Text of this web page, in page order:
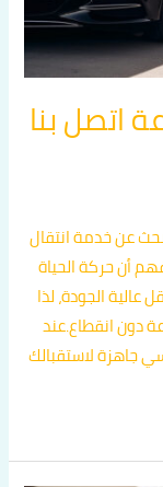
الكويت 24 ساعة اتصل بنا
عن خدمة انتقال
أن حركة الحياة
الجودة، لذا
دون انقطاع.عند